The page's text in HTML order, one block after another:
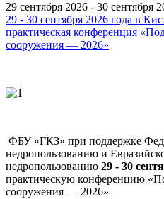
29 сентября 2026 - 30 сентября
29 - 30 сентября 2026 года в
практическая конференция
сооружения — 2026»
ФБУ «ГКЗ» при поддержке
недропользованию и
недропользованию 29 - 30
практическую конференцию
сооружения — 2026»